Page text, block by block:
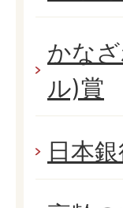
かな
ル)賞
日本